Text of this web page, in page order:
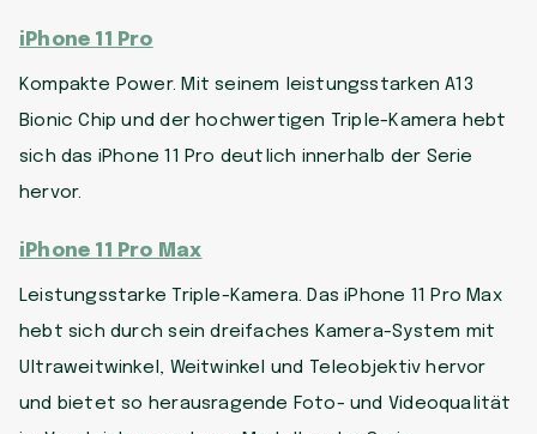
iPhone 11 Pro
Kompakte Power. Mit seinem leistungsstarken A13
Bionic Chip und der hochwertigen Triple-Kamera hebt
sich das iPhone 11 Pro deutlich innerhalb der Serie
hervor.
iPhone 11 Pro Max
Leistungsstarke Triple-Kamera. Das iPhone 11 Pro Max
hebt sich durch sein dreifaches Kamera-System mit
Ultraweitwinkel, Weitwinkel und Teleobjektiv hervor
und bietet so herausragende Foto- und Videoqualität